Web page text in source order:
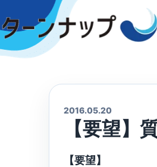
to
content
2016.05.20
【要望】
【要望】